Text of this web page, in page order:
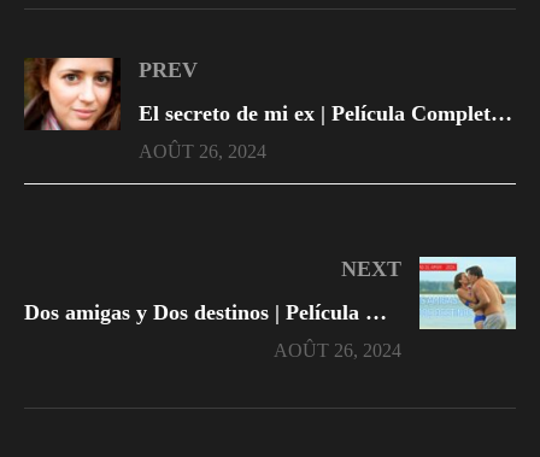
PREV
El secreto de mi ex | Película Completa En Español
AOÛT 26, 2024
NEXT
Dos amigas y Dos destinos | Película Completa En Español
AOÛT 26, 2024